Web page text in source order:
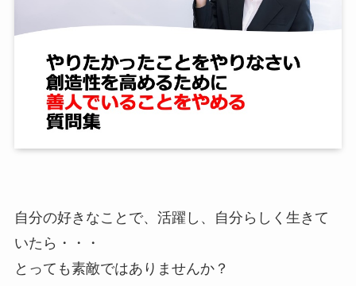
自分の好きなことで、活躍し、自分らしく生きて
いたら・・・
とっても素敵ではありませんか？